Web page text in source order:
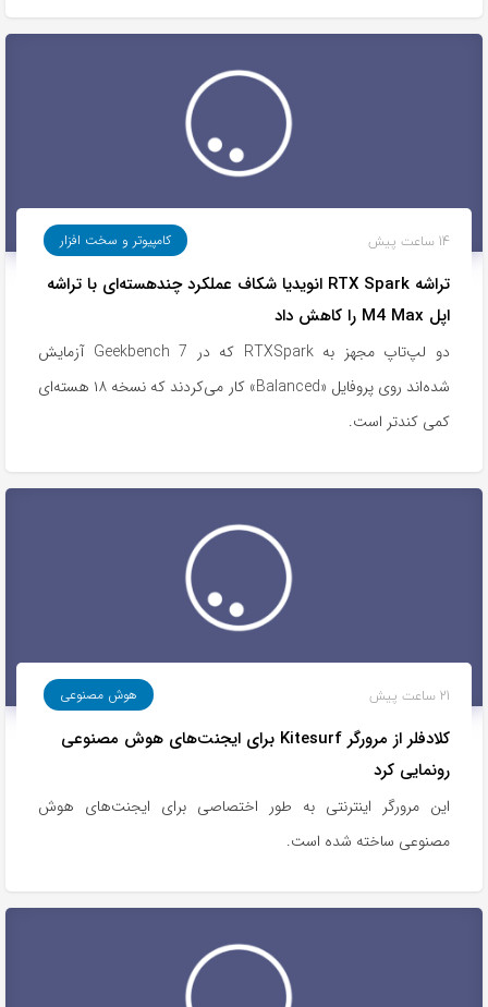
کامپیوتر و سخت افزار 14 ساعت پیش
تراشه RTX Spark انویدیا شکاف عملکرد چندهسته‌ای با تراشه
اپل M4 Max را کاهش داد
دو لپ‌تاپ مجهز به RTXSpark که در Geekbench 7 آزمایش
شده‌اند روی پروفایل «Balanced» کار می‌کردند که نسخه ۱۸ هسته‌ای
کمی کندتر است.
هوش مصنوعی 21 ساعت پیش
کلادفلر از مرورگر Kitesurf برای ایجنت‌های هوش مصنوعی
رونمایی کرد
این مرورگر اینترنتی به طور اختصاصی برای ایجنت‌های هوش
مصنوعی ساخته شده است.